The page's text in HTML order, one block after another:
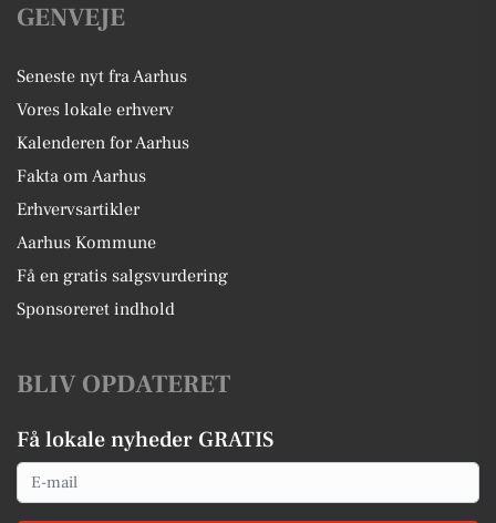
GENVEJE
Seneste nyt fra Aarhus
Vores lokale erhverv
Kalenderen for Aarhus
Fakta om Aarhus
Erhvervsartikler
Aarhus Kommune
Få en gratis salgsvurdering
Sponsoreret indhold
BLIV OPDATERET
Få lokale nyheder GRATIS
Email